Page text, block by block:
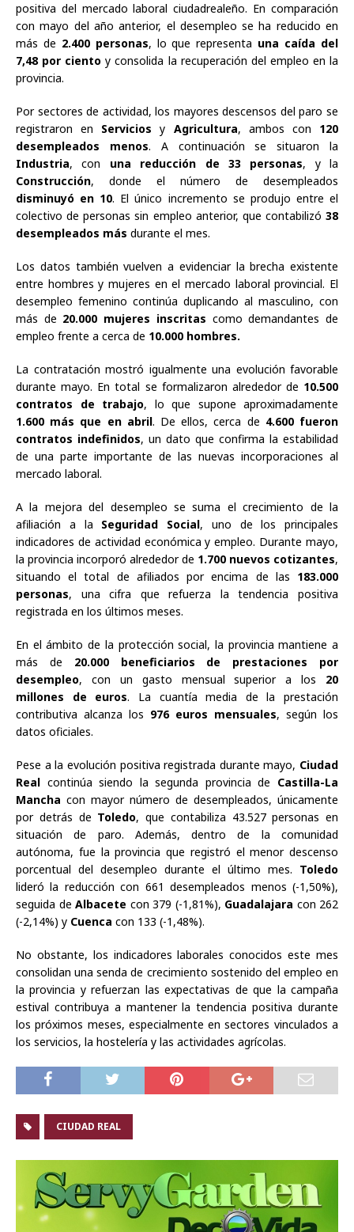
positiva del mercado laboral ciudadrealeño. En comparación
con mayo del año anterior, el desempleo se ha reducido en
más de 2.400 personas, lo que representa una caída del
7,48 por ciento y consolida la recuperación del empleo en la
provincia.
Por sectores de actividad, los mayores descensos del paro se
registraron en Servicios y Agricultura, ambos con 120
desempleados menos. A continuación se situaron la
Industria, con una reducción de 33 personas, y la
Construcción, donde el número de desempleados
disminuyó en 10. El único incremento se produjo entre el
colectivo de personas sin empleo anterior, que contabilizó 38
desempleados más durante el mes.
Los datos también vuelven a evidenciar la brecha existente
entre hombres y mujeres en el mercado laboral provincial. El
desempleo femenino continúa duplicando al masculino, con
más de 20.000 mujeres inscritas como demandantes de
empleo frente a cerca de 10.000 hombres.
La contratación mostró igualmente una evolución favorable
durante mayo. En total se formalizaron alrededor de 10.500
contratos de trabajo, lo que supone aproximadamente
1.600 más que en abril. De ellos, cerca de 4.600 fueron
contratos indefinidos, un dato que confirma la estabilidad
de una parte importante de las nuevas incorporaciones al
mercado laboral.
A la mejora del desempleo se suma el crecimiento de la
afiliación a la Seguridad Social, uno de los principales
indicadores de actividad económica y empleo. Durante mayo,
la provincia incorporó alrededor de 1.700 nuevos cotizantes,
situando el total de afiliados por encima de las 183.000
personas, una cifra que refuerza la tendencia positiva
registrada en los últimos meses.
En el ámbito de la protección social, la provincia mantiene a
más de 20.000 beneficiarios de prestaciones por
desempleo, con un gasto mensual superior a los 20
millones de euros. La cuantía media de la prestación
contributiva alcanza los 976 euros mensuales, según los
datos oficiales.
Pese a la evolución positiva registrada durante mayo, Ciudad
Real continúa siendo la segunda provincia de Castilla-La
Mancha con mayor número de desempleados, únicamente
por detrás de Toledo, que contabiliza 43.527 personas en
situación de paro. Además, dentro de la comunidad
autónoma, fue la provincia que registró el menor descenso
porcentual del desempleo durante el último mes. Toledo
lideró la reducción con 661 desempleados menos (-1,50%),
seguida de Albacete con 379 (-1,81%), Guadalajara con 262
(-2,14%) y Cuenca con 133 (-1,48%).
No obstante, los indicadores laborales conocidos este mes
consolidan una senda de crecimiento sostenido del empleo en
la provincia y refuerzan las expectativas de que la campaña
estival contribuya a mantener la tendencia positiva durante
los próximos meses, especialmente en sectores vinculados a
los servicios, la hostelería y las actividades agrícolas.
CIUDAD REAL